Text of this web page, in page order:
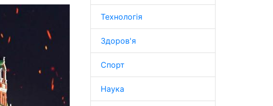
Технологія
Здоров'я
Спорт
Наука